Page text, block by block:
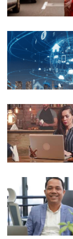
អាហារូបករណ៍ថ្នាក់បរិញ្ញាប
២០២៤-២០២៥
ព័ត៌មានអាហារូបករណ៍,ព្រឹត្តិក
ដើម្បីគាំទ្រ និងបន្តលើកស្
និងសម្តេច​គតិព្រឹទ្ធបណ្ឌិត ផ្